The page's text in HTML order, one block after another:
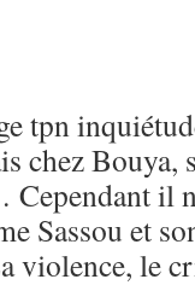
tpn
chez Bouya,
il
Sassou et
violence, le